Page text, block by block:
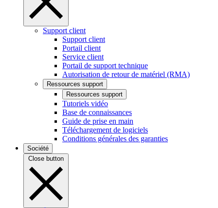
Support client
Support client
Portail client
Service client
Portail de support technique
Autorisation de retour de matériel (RMA)
Ressources support
Ressources support
Tutoriels vidéo
Base de connaissances
Guide de prise en main
Téléchargement de logiciels
Conditions générales des garanties
Société
Close button